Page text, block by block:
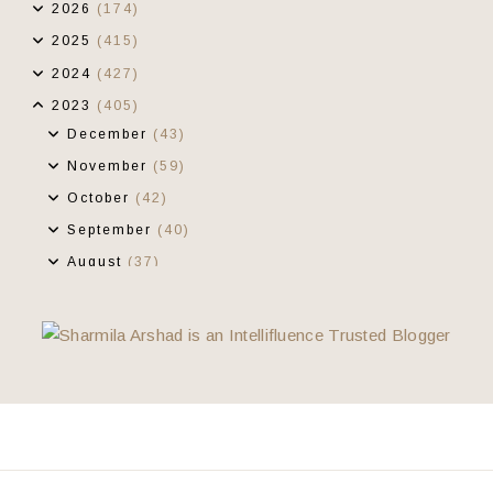
2026 (174)
2025 (415)
2024 (427)
2023 (405)
December (43)
November (59)
October (42)
September (40)
August (37)
June(25)